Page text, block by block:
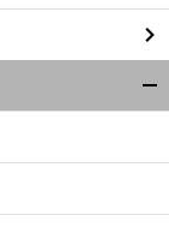
し
い
ウ
ィ
ン
ウ
開